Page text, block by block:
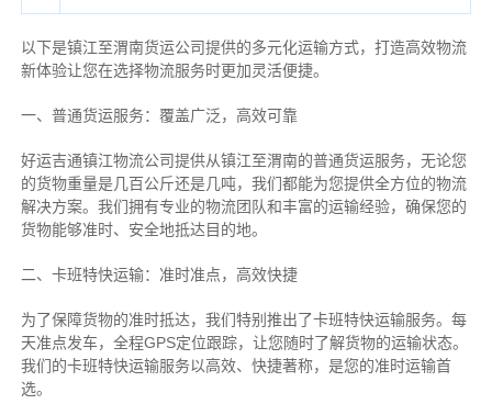
以下是镇江至渭南货运公司提供的多元化运输方式，打造高效物流
新体验让您在选择物流服务时更加灵活便捷。
一、普通货运服务：覆盖广泛，高效可靠
好运吉通镇江物流公司提供从镇江至渭南的普通货运服务，无论您
的货物重量是几百公斤还是几吨，我们都能为您提供全方位的物流
解决方案。我们拥有专业的物流团队和丰富的运输经验，确保您的
货物能够准时、安全地抵达目的地。
二、卡班特快运输：准时准点，高效快捷
为了保障货物的准时抵达，我们特别推出了卡班特快运输服务。每
天准点发车，全程GPS定位跟踪，让您随时了解货物的运输状态。
我们的卡班特快运输服务以高效、快捷著称，是您的准时运输首
选。